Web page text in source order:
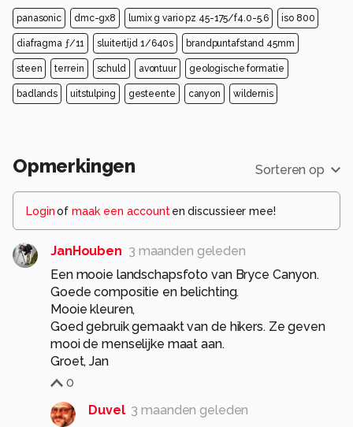
panasonic dmc-gx8 lumix g vario pz 45-175/f4.0-5.6 iso 800
diafragma ƒ/11 sluitertijd 1/640s brandpuntafstand 45mm
steen terrein schuld avontuur geologische formatie
badlands uitstulping gesteente canyon wildernis
Opmerkingen Sorteren op
Loginof maak een account en discussieer mee!
JanHouben 3 maanden geleden
Een mooie landschapsfoto van Bryce Canyon.
Goede compositie en belichting.
Mooie kleuren,
Goed gebruik gemaakt van de hikers. Ze geven
mooi de menselijke maat aan.
Groet, Jan
0
Duvel 3 maanden geleden